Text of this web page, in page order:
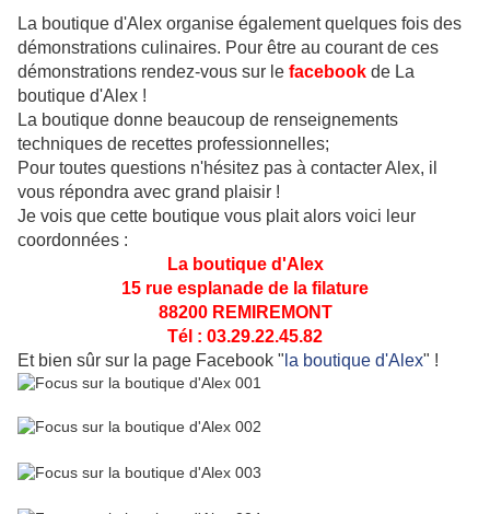
La boutique d'Alex organise également quelques fois des
démonstrations culinaires. Pour être au courant de ces
démonstrations rendez-vous sur le facebook de La
boutique d'Alex !
La boutique donne beaucoup de renseignements
techniques de recettes professionnelles;
Pour toutes questions n'hésitez pas à contacter Alex, il
vous répondra avec grand plaisir !
Je vois que cette boutique vous plait alors voici leur
coordonnées :
La boutique d'Alex
15 rue esplanade de la filature
88200 REMIREMONT
Tél : 03.29.22.45.82
Et bien sûr sur la page Facebook " la boutique d'Alex" !